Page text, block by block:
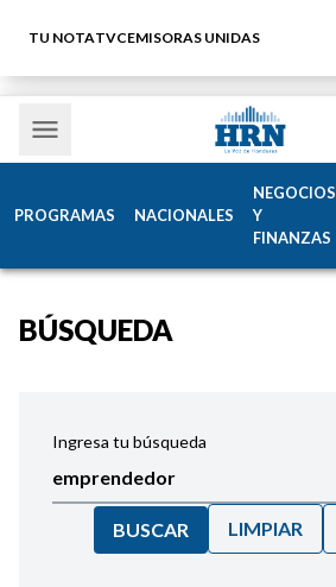
TU NOTATVCEMISORAS UNIDAS
PROGRAMAS NACIONALES
NEGOCIOS
Y
FINANZAS
BÚSQUEDA
Ingresa tu búsqueda
BUSCAR LIMPIAR